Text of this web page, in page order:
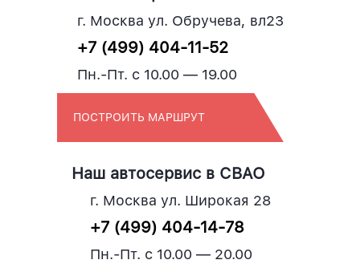
г. Москва ул. Обручева, вл23
+7 (499) 404-11-52
Пн.-Пт. с 10.00 — 19.00
ПОСТРОИТЬ МАРШРУТ
Наш автосервис в СВАО
г. Москва ул. Широкая 28
+7 (499) 404-14-78
Пн.-Пт. с 10.00 — 20.00